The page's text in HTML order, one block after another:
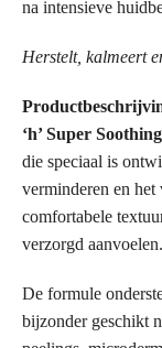
na intensieve
Herstelt, kalmeert
‘h’ Super
die speciaal is
verminderen en
comfortabele
verzorgd aanvoelen.
De formule
bijzonder geschikt